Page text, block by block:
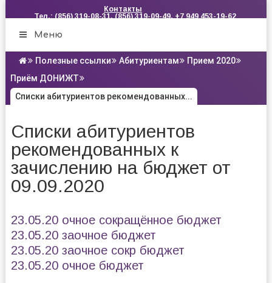
Контакты
Тел.: (856) 319-08-31, (856) 319-09-49, +7 949 453-19-62
Меню
Полезные ссылки Абитуриентам
Прием 2020
Приём ДОНИЖТ
Списки абитуриентов рекомендованных...
Списки абитуриентов
рекомендованных к
зачислению на бюджет от
09.09.2020
23.05.20 очное сокращённое бюджет
23.05.20 заочное бюджет
23.05.20 заочное сокр бюджет
23.05.20 очное бюджет